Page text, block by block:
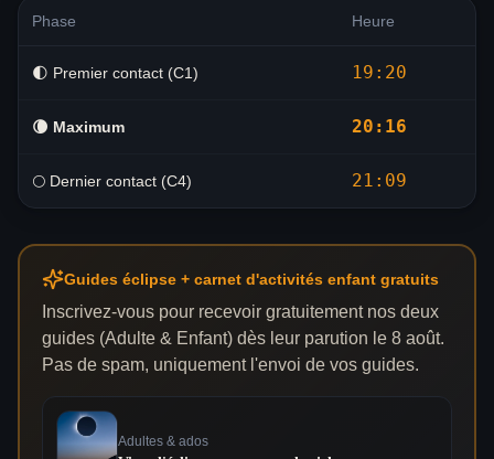
Phase Heure
🌓 Premier contact (C1) 19:20
🌘 Maximum 20:16
🌕 Dernier contact (C4) 21:09
Guides éclipse + carnet d'activités enfant gratuits
Inscrivez-vous pour recevoir gratuitement nos deux
guides (Adulte & Enfant) dès leur parution le 8 août.
Pas de spam, uniquement l'envoi de vos guides.
Adultes & ados